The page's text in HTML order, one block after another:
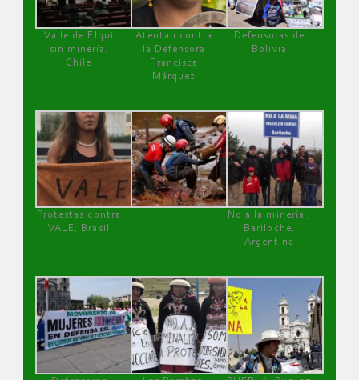
Valle de Elqui
sin minería.
Chile
Atentan contra
la Defensora
Francisca
Márquez
Defensoras de
Bolivia
Protestas contra
VALE, Brasil
No a la minería ,
Bariloche,
Argentina